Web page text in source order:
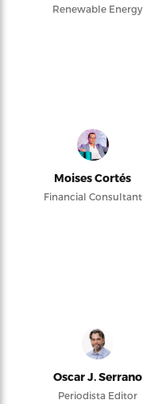
Renewable Energy
Moises Cortés
Financial Consultant
Oscar J. Serrano
Periodista Editor